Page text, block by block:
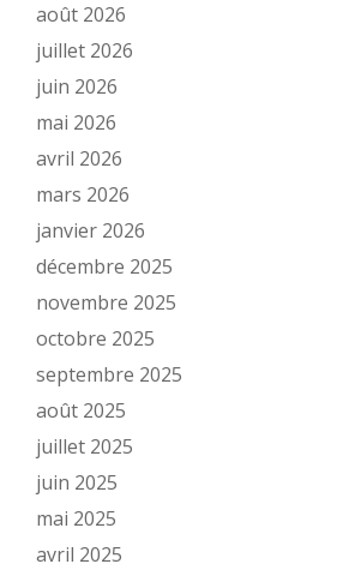
août 2026
juillet 2026
juin 2026
mai 2026
avril 2026
mars 2026
janvier 2026
décembre 2025
novembre 2025
octobre 2025
septembre 2025
août 2025
juillet 2025
juin 2025
mai 2025
avril 2025